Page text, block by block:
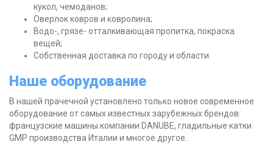
кукол, чемоданов;
Оверлок ковров и ковролина;
Водо-, грязе- отталкивающая пропитка, покраска
вещей;
Собственная доставка по городу и области.
Наше оборудование
В нашей прачечной установлено только новое современное
оборудование от самых известных зарубежных брендов:
французские машины компании DANUBЕ, гладильные катки
GMP производства Италии и многое другое.